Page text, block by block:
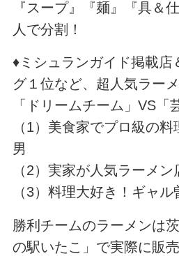
『スープ』『麺』『具＆
人で分割！
♦ミシュランガイド掲載店
グ１位など、超人気ラー
「ドリームチーム」VS「
（1）美食家でプロ級の
男
（2）実家が人気ラーメ
（3）料理大好き！ギャル
勝利チームのラーメンは
の駅いたこ」で実際に販